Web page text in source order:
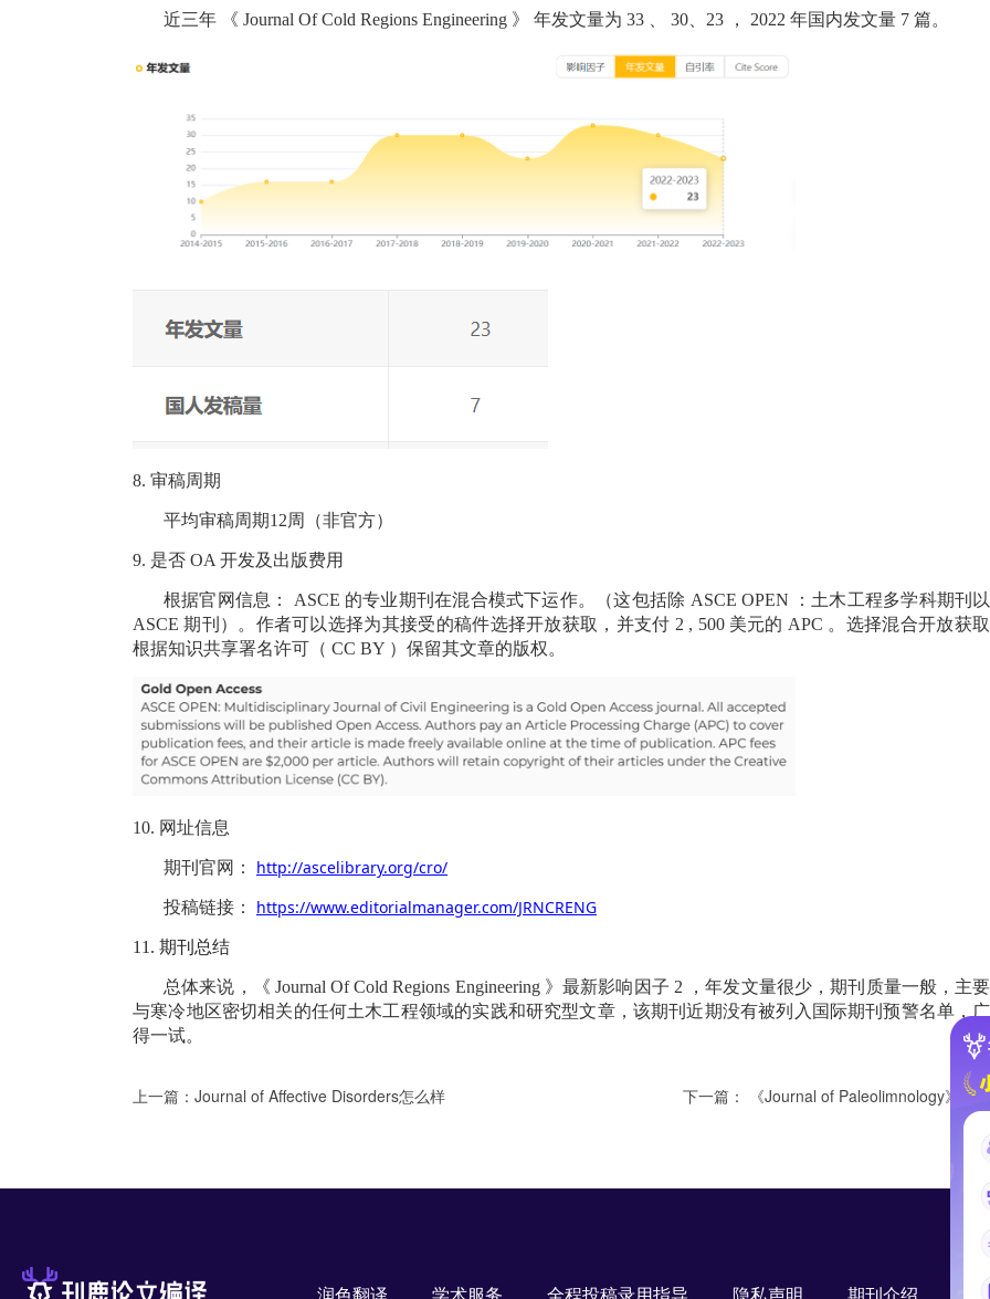
近三年 《 Journal Of Cold Regions Engineering 》 年发文量为 33 30、23 ， 2022 年国内发文量 7 篇。
8. 审稿周期
平均审稿周期12周（非官方）
9. 是否 OA 开发及出版费用
根据官网信息： ASCE 的专业期刊在混合模式下运作。（这包括除 ASCE OPEN
：土木工程多学科期刊
ASCE 期刊）。作者可以选择为其接受的稿件选择开放获取，并支付 2 , 500 美元的 APC 。选择混合开放获
根据知识共享署名许可（ CC BY ）保留其文章的版权。
10. 网址信息
期刊官网： http://ascelibrary.org/cro/
投稿链接： https://www.editorialmanager.com/JRNCRENG
11. 期刊总结
总体来说，《 Journal Of Cold Regions Engineering 》最新影响因子 2
，年发文量很少，期刊质量一般，主
与寒冷地区密切相关的任何土木工程领域的实践和研究型文章，该期刊近期没有被列入国际期刊预警名单，
得一试。
上一篇： Journal of Affective Disorders怎么样 下一篇： 《Journal of Paleolimnology》湖
润色翻译 学术服务 全程投稿录用指导 隐私声明 期刊介绍